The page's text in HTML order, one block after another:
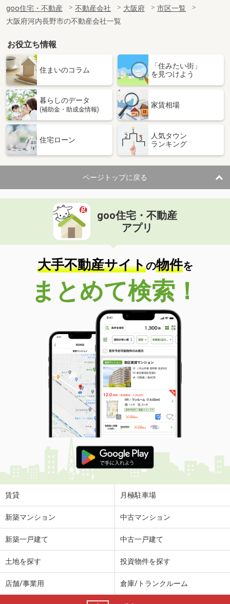
goo住宅・不動産 不動産会社 大阪府
市区一覧
大阪府河内長野市の不動産会社一覧
お役立ち情報
住まいのコラム
「住みたい街」
を見つけよう
暮らしのデータ
(補助金・助成金情報)
家賃相場
住宅ローン
人気タウン
ランキング
ページトップに戻る
goo住宅・不動産
アプリ
大手不動産サイトの物件を
まとめて検索！
賃貸 月極駐車場
新築マンション 中古マンション
新築一戸建て 中古一戸建て
土地を探す 投資物件を探す
店舗/事業用 倉庫/トランクルーム